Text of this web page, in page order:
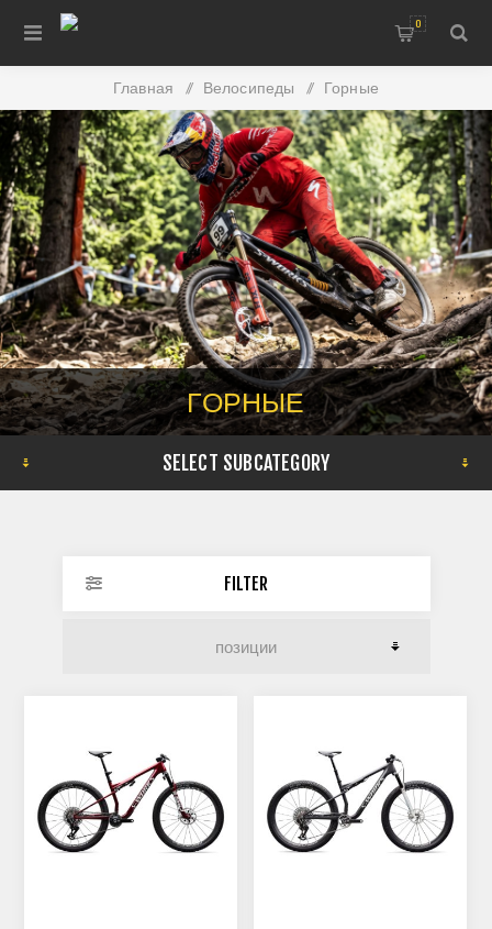
0
Главная / Велосипеды / Горные
ГОРНЫЕ
SELECT SUBCATEGORY
FILTER